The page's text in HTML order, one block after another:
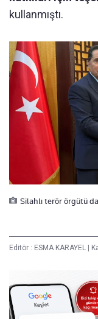
kullanmıştı.
Silahlı terör örgütü
Editör : ESMA KARAYEL